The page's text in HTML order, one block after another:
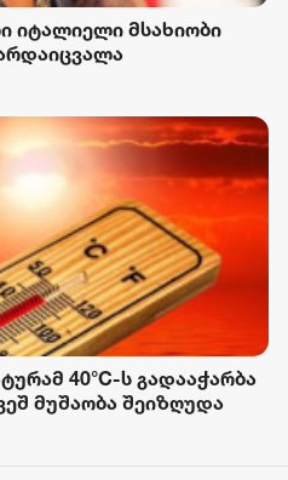
იტალიელი მსახიობი
40°C-ს გადააჭარბა
მუშაობა შეიზღუდა